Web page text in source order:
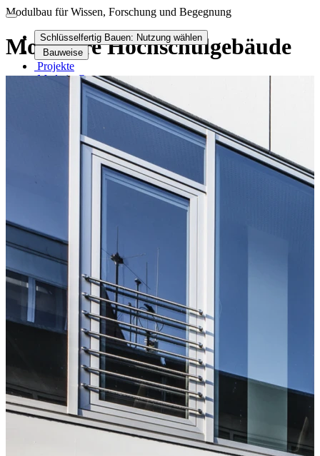
Schlüsselfertig Bauen: Nutzung wählen
Bauweise
Projekte
Made in Germany
Modulbau für Wissen, Forschung und Begegnung
Modulare Hochschul­gebäude